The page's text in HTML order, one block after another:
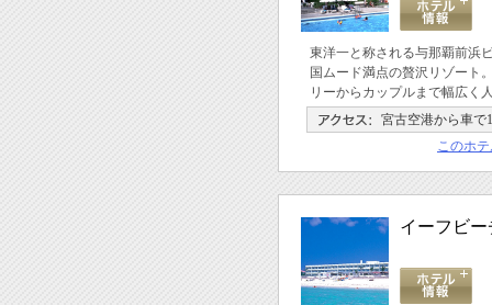
東洋一と称される与那覇前浜
国ムード満点の贅沢リゾート
リーからカップルまで幅広く
宮古空港から車で
このホ
イーフビ